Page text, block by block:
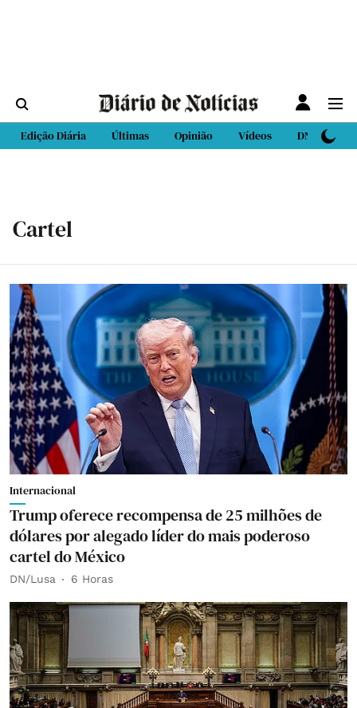
Edição Diária Últimas Opinião Vídeos DN Sport
Cartel
Internacional
Trump oferece recompensa de 25 milhões de
dólares por alegado líder do mais poderoso
cartel do México
DN/Lusa 6 Horas